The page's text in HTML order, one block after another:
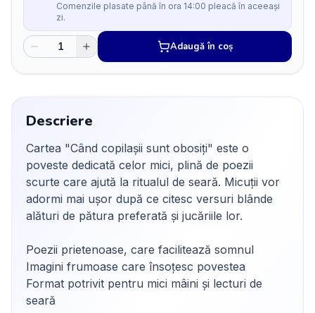
Comenzile plasate până în ora 14:00 pleacă în aceeași
zi.
Adaugă în coș
Descriere
Cartea "Când copilașii sunt obosiți" este o
poveste dedicată celor mici, plină de poezii
scurte care ajută la ritualul de seară. Micuții vor
adormi mai ușor după ce citesc versuri blânde
alături de pătura preferată și jucăriile lor.
Poezii prietenoase, care facilitează somnul
Imagini frumoase care însoțesc povestea
Format potrivit pentru mici mâini și lecturi de
seară